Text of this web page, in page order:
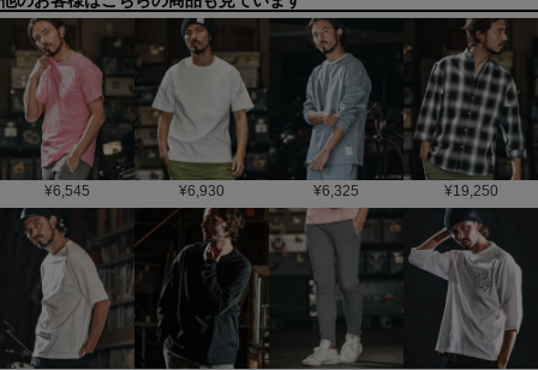
¥6,545 ¥6,930 ¥6,325 ¥19,250